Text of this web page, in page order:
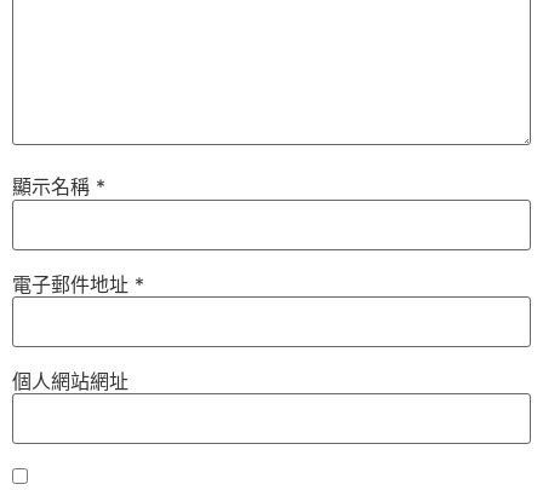
顯示名稱 *
電子郵件地址 *
個人網站網址